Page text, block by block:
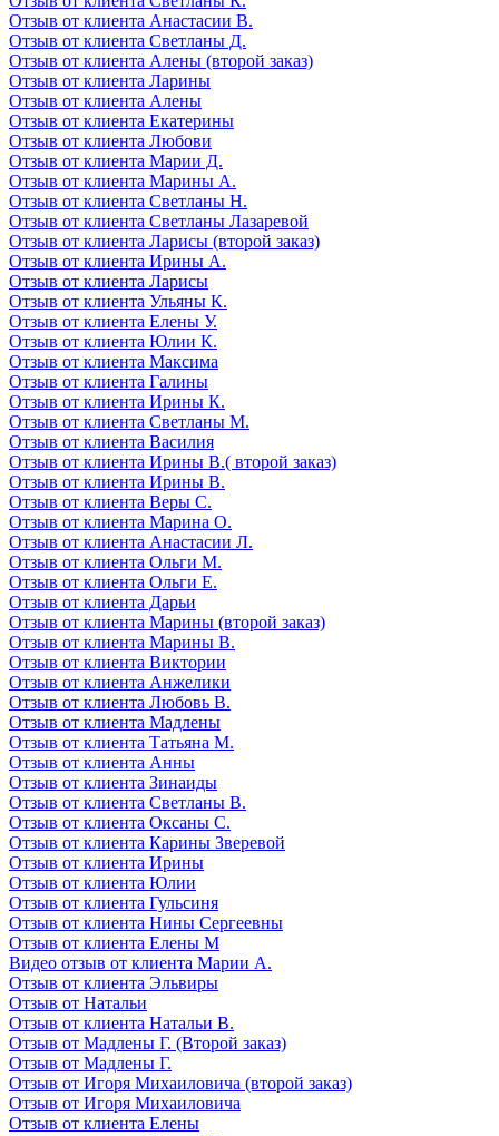
Отзыв от клиента Анастасии В.
Отзыв от клиента Светланы Д.
Отзыв от клиента Алены (второй заказ)
Отзыв от клиента Ларины
Отзыв от клиента Алены
Отзыв от клиента Екатерины
Отзыв от клиента Любови
Отзыв от клиента Марии Д.
Отзыв от клиента Марины А.
Отзыв от клиента Светланы Н.
Отзыв от клиента Светланы Лазаревой
Отзыв от клиента Ларисы (второй заказ)
Отзыв от клиента Ирины А.
Отзыв от клиента Ларисы
Отзыв от клиента Ульяны К.
Отзыв от клиента Елены У.
Отзыв от клиента Юлии К.
Отзыв от клиента Максима
Отзыв от клиента Галины
Отзыв от клиента Ирины К.
Отзыв от клиента Светланы М.
Отзыв от клиента Василия
Отзыв от клиента Ирины В.( второй заказ)
Отзыв от клиента Ирины В.
Отзыв от клиента Веры С.
Отзыв от клиента Марина О.
Отзыв от клиента Анастасии Л.
Отзыв от клиента Ольги М.
Отзыв от клиента Ольги Е.
Отзыв от клиента Дарьи
Отзыв от клиента Марины (второй заказ)
Отзыв от клиента Марины В.
Отзыв от клиента Виктории
Отзыв от клиента Анжелики
Отзыв от клиента Любовь В.
Отзыв от клиента Мадлены
Отзыв от клиента Татьяна М.
Отзыв от клиента Анны
Отзыв от клиента Зинаиды
Отзыв от клиента Светланы В.
Отзыв от клиента Оксаны С.
Отзыв от клиента Карины Зверевой
Отзыв от клиента Ирины
Отзыв от клиента Юлии
Отзыв от клиента Гульсиня
Отзыв от клиента Нины Сергеевны
Отзыв от клиента Елены М
Видео отзыв от клиента Марии А.
Отзыв от клиента Эльвиры
Отзыв от Натальи
Отзыв от клиента Натальи В.
Отзыв от Мадлены Г. (Второй заказ)
Отзыв от Мадлены Г.
Отзыв от Игоря Михаиловича (второй заказ)
Отзыв от Игоря Михаиловича
Отзыв от клиента Елены